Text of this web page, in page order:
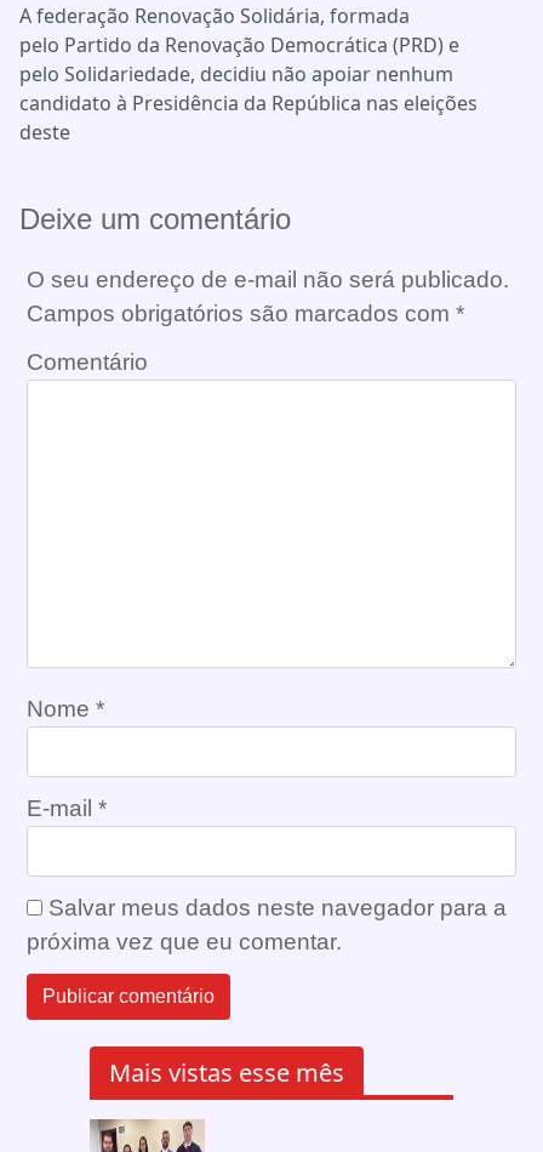
A federação Renovação Solidária, formada
pelo Partido da Renovação Democrática (PRD) e
pelo Solidariedade, decidiu não apoiar nenhum
candidato à Presidência da República nas eleições
deste
Deixe um comentário
O seu endereço de e-mail não será publicado.
Campos obrigatórios são marcados com *
Comentário
Nome *
E-mail *
Salvar meus dados neste navegador para a
próxima vez que eu comentar.
Mais vistas esse mês